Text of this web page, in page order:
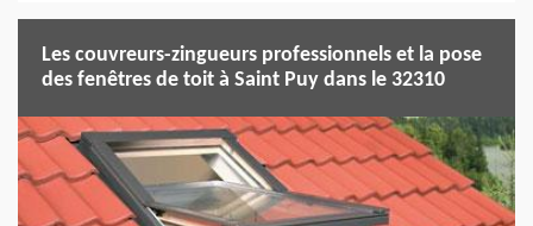
Les couvreurs-zingueurs professionnels et la pose
des fenêtres de toit à Saint Puy dans le 32310